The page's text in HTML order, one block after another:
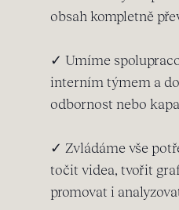
obsah kompletně
✓ Umíme
interním týmem a
odbornost nebo
✓ Zvládáme vše
točit videa, tvořit
promovat i